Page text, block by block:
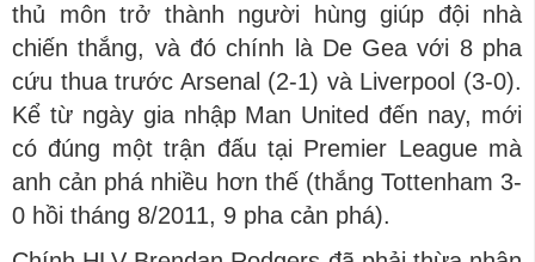
thủ môn trở thành người hùng giúp đội nhà
chiến thắng, và đó chính là De Gea với 8 pha
cứu thua trước Arsenal (2-1) và Liverpool (3-0).
Kể từ ngày gia nhập Man United đến nay, mới
có đúng một trận đấu tại Premier League mà
anh cản phá nhiều hơn thế (thắng Tottenham 3-
0 hồi tháng 8/2011, 9 pha cản phá).